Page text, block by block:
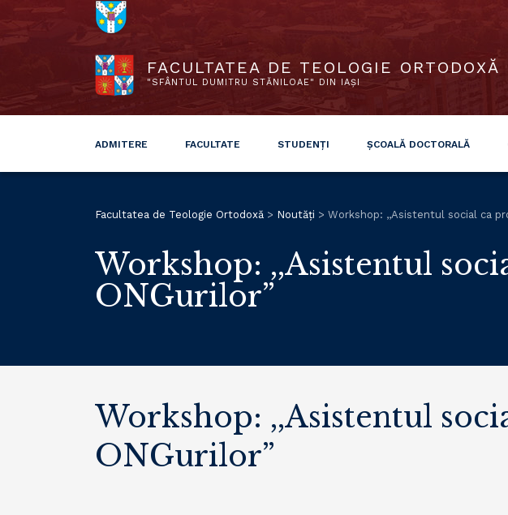
FACULTATEA DE TEOLOGIE ORTODOXĂ
"SFÂNTUL DUMITRU STĂNILOAE" DIN IAȘI
ADMITERE FACULTATE STUDENȚI ȘCOALĂ DOCTORALĂ
Facultatea de Teologie Ortodoxă > Noutăți > Workshop: ,,Asistentul social ca
Workshop: ,,Asistentul
ONGurilor”
Workshop: ,,Asistentul
ONGurilor”